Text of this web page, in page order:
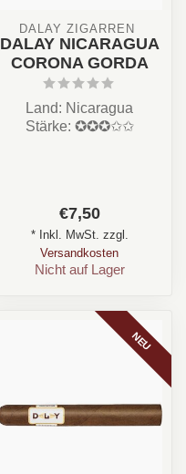
DALAY ZIGARREN
DALAY NICARAGUA
CORONA GORDA
Land: Nicaragua
Stärke: ✪✪✪✩✩
€7,50
* Inkl. MwSt. zzgl.
Versandkosten
Nicht auf Lager
NEU